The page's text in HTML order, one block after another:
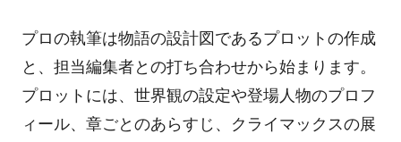
プロの執筆は物語の設計図であるプロットの作成
と、担当編集者との打ち合わせから始まります。
プロットには、世界観の設定や登場人物のプロフ
ィール、章ごとのあらすじ、クライマックスの展